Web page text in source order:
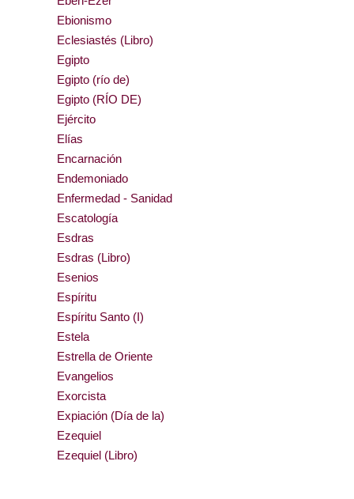
Ebionismo
Eclesiastés (Libro)
Egipto
Egipto (río de)
Egipto (RÍO DE)
Ejército
Elías
Encarnación
Endemoniado
Enfermedad - Sanidad
Escatología
Esdras
Esdras (Libro)
Esenios
Espíritu
Espíritu Santo (I)
Estela
Estrella de Oriente
Evangelios
Exorcista
Expiación (Día de la)
Ezequiel
Ezequiel (Libro)